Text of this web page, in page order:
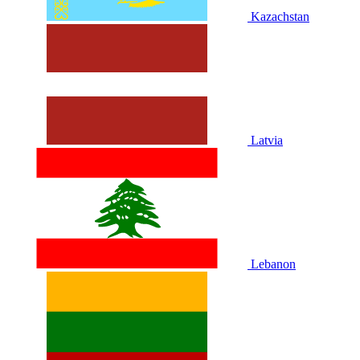
Kazachstan
Latvia
Lebanon